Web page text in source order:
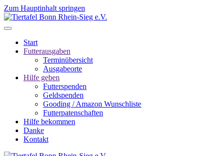
Zum Hauptinhalt springen
Start
Futterausgaben
Terminübersicht
Ausgabeorte
Hilfe geben
Futterspenden
Geldspenden
Gooding / Amazon Wunschliste
Futterpatenschaften
Hilfe bekommen
Danke
Kontakt